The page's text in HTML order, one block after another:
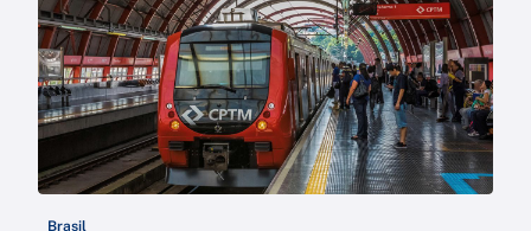
Brasil